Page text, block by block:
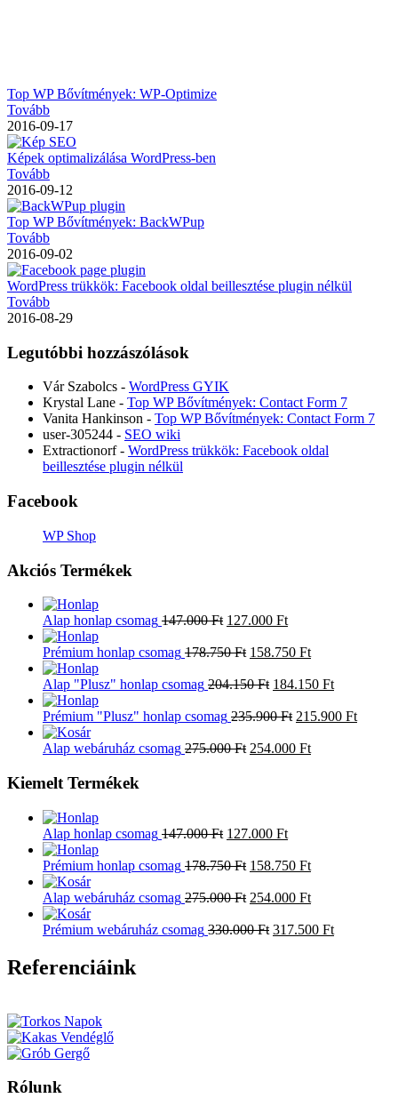
Top WP Bővítmények: WP-Optimize
Tovább
2016-09-17
Képek optimalizálása WordPress-ben
Tovább
2016-09-12
Top WP Bővítmények: BackWPup
Tovább
2016-09-02
WordPress trükkök: Facebook oldal beillesztése plugin nélkül
Tovább
2016-08-29
Legutóbbi hozzászólások
Vár Szabolcs - WordPress GYIK
Krystal Lane - Top WP Bővítmények: Contact Form 7
Vanita Hankinson - Top WP Bővítmények: Contact Form 7
user-305244 - SEO wiki
Extractionorf- WordPress trükkök: Facebook oldal
beillesztése plugin nélkül
Facebook
WP Shop
Akciós Termékek
Alap honlap csomag 147.000Ft 127.000 Ft
Prémium honlap csomag 178.750Ft 158.750 Ft
Alap "Plusz" honlap csomag 204.150Ft 184.150 Ft
Prémium "Plusz" honlap csomag 235.900Ft 215.900 Ft
Alap webáruház csomag 275.000Ft 254.000 Ft
Kiemelt Termékek
Alap honlap csomag 147.000Ft 127.000 Ft
Prémium honlap csomag 178.750Ft 158.750 Ft
Alap webáruház csomag 275.000Ft 254.000 Ft
Prémium webáruház csomag 330.000Ft 317.500 Ft
Referenciáink
Rólunk